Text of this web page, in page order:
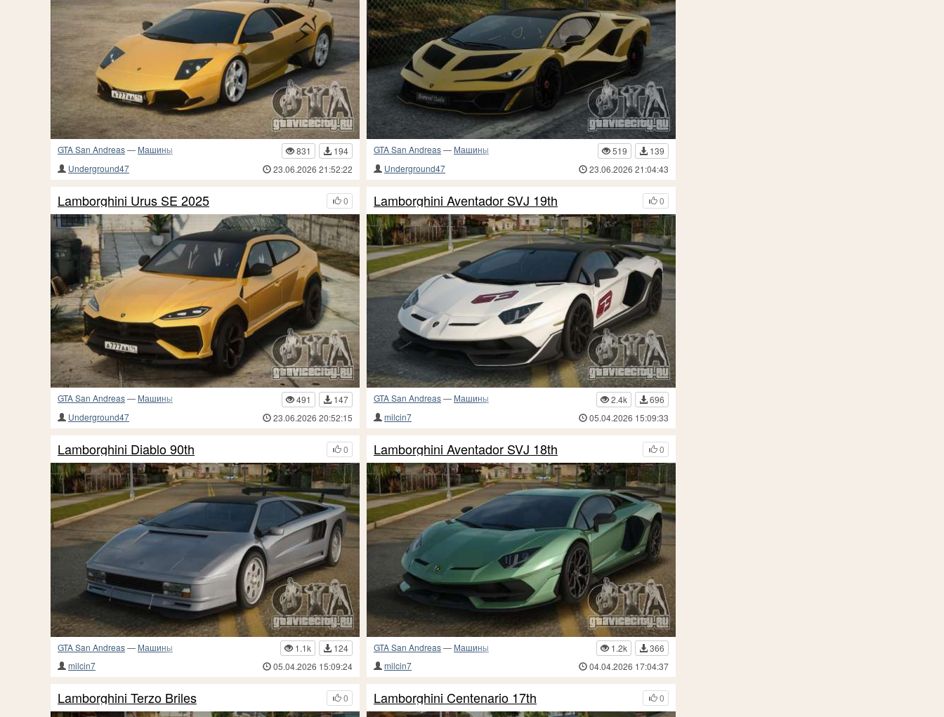
GTA San Andreas— Машины 831
194
Underground47
23.06.2026 21:52:22
GTA San Andreas— Машины 519
139
Underground47
23.06.2026 21:04:43
0
Lamborghini Urus SE 2025
GTA San Andreas— Машины 491
147
Underground47
23.06.2026 20:52:15
0
Lamborghini Aventador SVJ 19th
GTA San Andreas— Машины 2.4k
696
milcin7
05.04.2026 15:09:33
0
Lamborghini Diablo 90th
GTA San Andreas— Машины 1.1k
124
milcin7
05.04.2026 15:09:24
0
Lamborghini Aventador SVJ 18th
GTA San Andreas— Машины 1.2k
366
milcin7
04.04.2026 17:04:37
0
Lamborghini Terzo Briles 0
Lamborghini Centenario 17th